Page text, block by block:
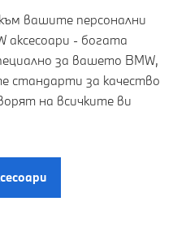
вашите персонални
аксесоари - богата
за вашето BMW,
стандарти за качество
на всичките ви